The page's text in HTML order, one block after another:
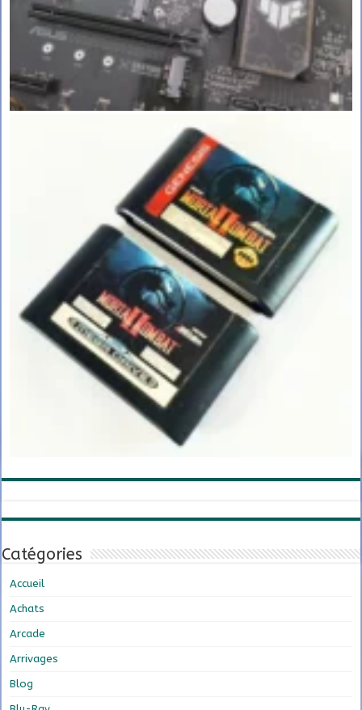
Catégories
Accueil
Achats
Arcade
Arrivages
Blog